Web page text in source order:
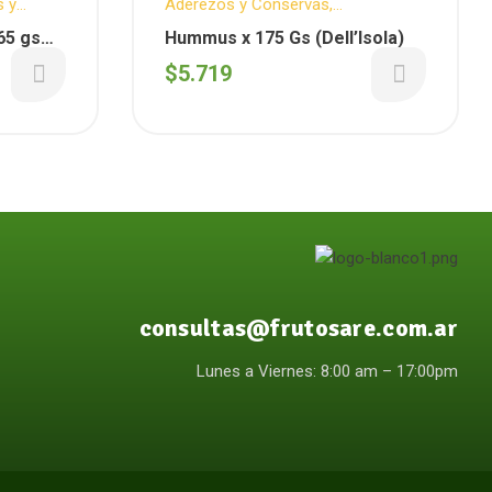
, gs
Delicatessen,Vegano,DELL´ISOLA
Hummus x 175 Gs (Dell’Isola)
$5.719
consultas@frutosare.com.ar
Lunes a Viernes: 8:00 am – 17:00pm